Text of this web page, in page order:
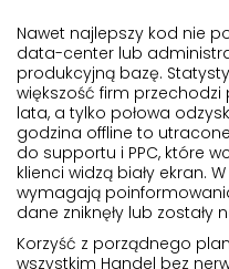
Nawet najlepszy kod nie
data-center lub
produkcyjną bazę.
większość firm
lata, a tylko połowa
godzina offline to
do supportu i PPC, które
klienci widzą biały ekran.
wymagają
dane zniknęły lub zostały
Korzyść z porządnego
wszystkim Handel bez